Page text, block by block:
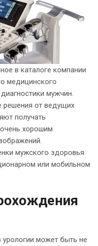
в каталоге компании
медицинского
мужчин.
решения от ведущих
получать
хорошим
мужского здоровья
или мобильном
может быть не